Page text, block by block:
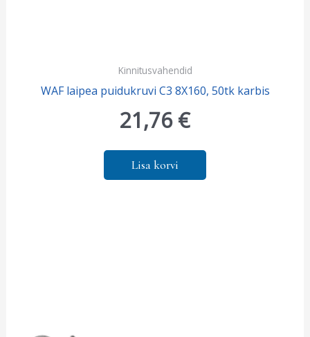
Kinnitusvahendid
WAF laipea puidukruvi C3 8X160, 50tk karbis
21,76€
Lisa korvi